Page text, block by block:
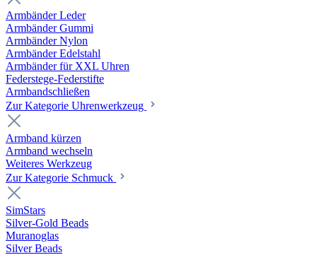
Armbänder Leder
Armbänder Gummi
Armbänder Nylon
Armbänder Edelstahl
Armbänder für XXL Uhren
Federstege-Federstifte
Armbandschließen
Zur Kategorie Uhrenwerkzeug
Armband kürzen
Armband wechseln
Weiteres Werkzeug
Zur Kategorie Schmuck
SimStars
Silver-Gold Beads
Muranoglas
Silver Beads